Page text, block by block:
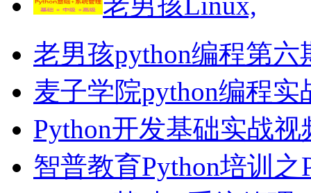
老男孩python编程第六
麦子学院python编程
Python开发基础实战
智普教育Python培训